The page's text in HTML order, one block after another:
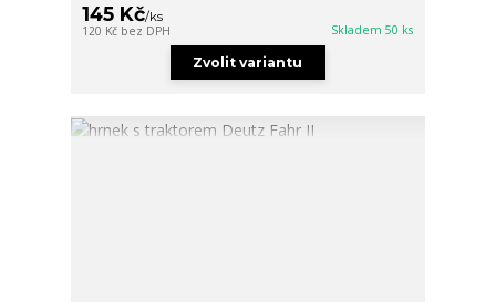
145 Kč/ks
120 Kč bez DPH Skladem 50 ks
Zvolit variantu